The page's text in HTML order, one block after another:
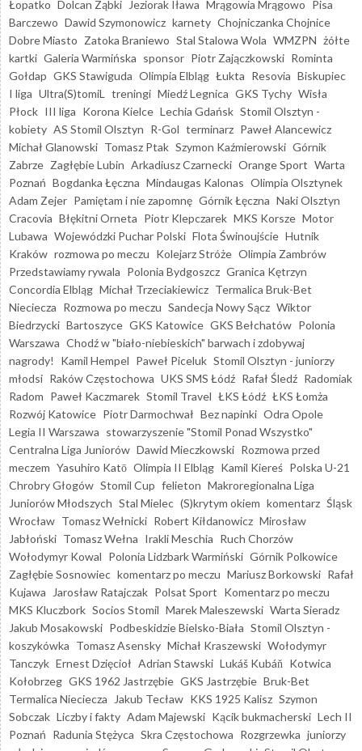
Łopatko Dolcan Ząbki Jeziorak Iława Mrągowia Mrągowo Pisa
Barczewo Dawid Szymonowicz karnety Chojniczanka Chojnice
Dobre Miasto Zatoka Braniewo Stal Stalowa Wola WMZPN żółte
kartki Galeria Warmińska sponsor Piotr Zajączkowski Rominta
Gołdap GKS Stawiguda Olimpia Elbląg Łukta Resovia Biskupiec
I liga Ultra(S)tomiL treningi Miedź Legnica GKS Tychy Wisła
Płock III liga Korona Kielce Lechia Gdańsk Stomil Olsztyn -
kobiety AS Stomil Olsztyn R-Gol terminarz Paweł Alancewicz
Michał Glanowski Tomasz Ptak Szymon Kaźmierowski Górnik
Zabrze Zagłębie Lubin Arkadiusz Czarnecki Orange Sport Warta
Poznań Bogdanka Łęczna Mindaugas Kalonas Olimpia Olsztynek
Adam Zejer Pamiętam i nie zapomnę Górnik Łęczna Naki Olsztyn
Cracovia Błękitni Orneta Piotr Klepczarek MKS Korsze Motor
Lubawa Wojewódzki Puchar Polski Flota Świnoujście Hutnik
Kraków rozmowa po meczu Kolejarz Stróże Olimpia Zambrów
Przedstawiamy rywala Polonia Bydgoszcz Granica Kętrzyn
Concordia Elbląg Michał Trzeciakiewicz Termalica Bruk-Bet
Nieciecza Rozmowa po meczu Sandecja Nowy Sącz Wiktor
Biedrzycki Bartoszyce GKS Katowice GKS Bełchatów Polonia
Warszawa Chodź w "biało-niebieskich" barwach i zdobywaj
nagrody!
Kamil Hempel Paweł Piceluk Stomil Olsztyn - juniorzy
młodsi Raków Częstochowa UKS SMS Łódź Rafał Śledź Radomiak
Radom Paweł Kaczmarek Stomil Travel ŁKS Łódź ŁKS Łomża
Rozwój Katowice Piotr Darmochwał Bez napinki Odra Opole
Legia II Warszawa stowarzyszenie "Stomil Ponad Wszystko"
Centralna Liga Juniorów Dawid Mieczkowski Rozmowa przed
meczem Yasuhiro Katō Olimpia II Elbląg Kamil Kiereś Polska U-21
Chrobry Głogów Stomil Cup felieton Makroregionalna Liga
Juniorów Młodszych Stal Mielec (S)krytym okiem komentarz Śląsk
Wrocław Tomasz Wełnicki Robert Kiłdanowicz Mirosław
Jabłoński Tomasz Wełna Irakli Meschia Ruch Chorzów
Wołodymyr Kowal Polonia Lidzbark Warmiński Górnik Polkowice
Zagłębie Sosnowiec komentarz po meczu Mariusz Borkowski Rafał
Kujawa
Jarosław Ratajczak Polsat Sport Komentarz po meczu
MKS Kluczbork Socios Stomil Marek Maleszewski Warta Sieradz
Jakub Mosakowski Podbeskidzie Bielsko-Biała Stomil Olsztyn -
koszykówka Tomasz Asensky Michał Kraszewski Wołodymyr
Tanczyk Ernest Dzięcioł Adrian Stawski Lukáš Kubáň Kotwica
Kołobrzeg GKS 1962 Jastrzębie GKS Jastrzębie Bruk-Bet
Termalica Nieciecza
Jakub Tecław KKS 1925 Kalisz Szymon
Sobczak Liczby i fakty Adam Majewski Kącik bukmacherski Lech II
Poznań Radunia Stężyca Skra Częstochowa Rozgrzewka juniorzy